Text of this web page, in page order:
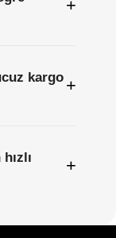
+
kargo +
+